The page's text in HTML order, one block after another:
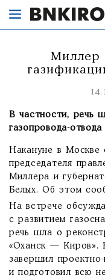
Миллер
В частности, речь
газопровода-
Накануне в Москве
председателя
Миллера и
Белых. Об этом
На встрече
с развитием
речь шла о
«Оханск — Киров».
завершил
и подготовил всю